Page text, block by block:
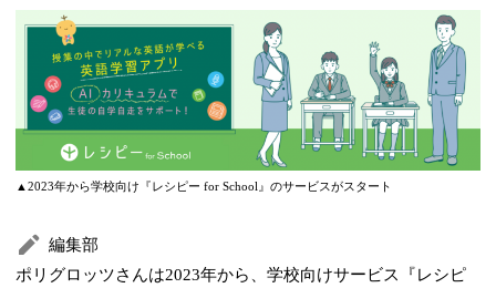
▲2023年から学校向け『レシピー for School』のサービスがスタート
編集部
ポリグロッツさんは2023年から、学校向けサービス『レシピ